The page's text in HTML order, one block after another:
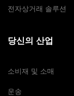
전자상거래 솔루션
당신의 산업
소비재 및 소매
운송